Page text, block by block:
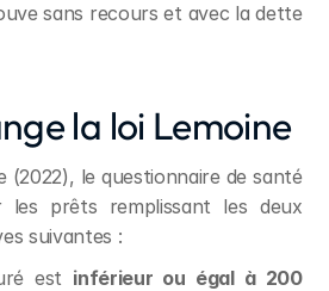
sans recours et avec la dette
la loi Lemoine
(2022), le questionnaire de santé
prêts remplissant les deux
suivantes :
est inférieur ou égal à 200